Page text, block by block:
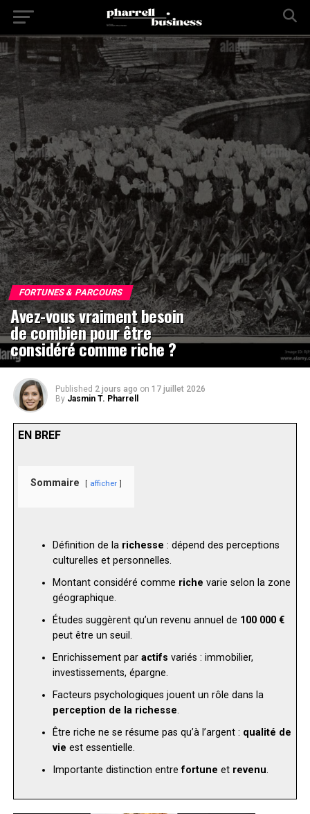
FORTUNES & PARCOURS
Avez-vous vraiment besoin
de combien pour être
considéré comme riche ?
Published 2 jours ago on 17 juillet 2026
By Jasmin T. Pharrell
EN BREF
Sommaire afficher
Définition de la richesse : dépend des perceptions
culturelles et personnelles.
Montant considéré comme riche varie selon la zone
géographique.
Études suggèrent qu’un revenu annuel de 100 000 €
peut être un seuil.
Enrichissement par actifs variés : immobilier,
investissements, épargne.
Facteurs psychologiques jouent un rôle dans la
perception de la richesse.
Être riche ne se résume pas qu’à l’argent : qualité de
vie est essentielle.
Importante distinction entrefortune et revenu.